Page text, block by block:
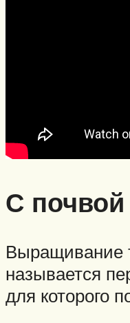
С почвой
Выращивание
называется
для которого